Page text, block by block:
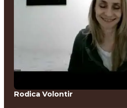
Rodica Volontir